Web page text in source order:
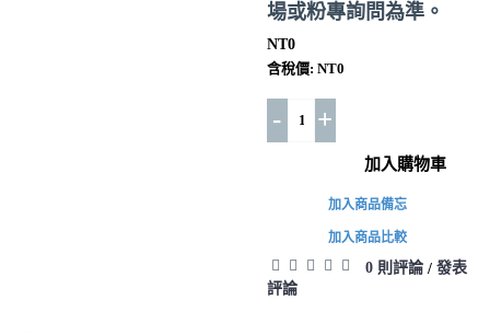
場或粉專詢問為準。
NT0
含稅價: NT0
- +
加入購物車
加入商品備忘
加入商品比較
0 則評論 / 發表
評論